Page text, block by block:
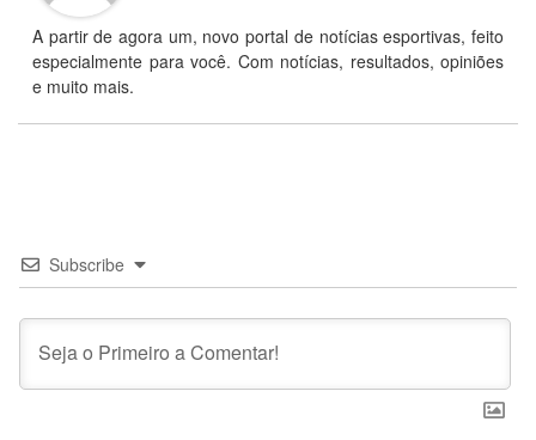
A partir de agora um, novo portal de notícias esportivas, feito
especialmente para você. Com notícias, resultados, opiniões
e muito mais.
Subscribe